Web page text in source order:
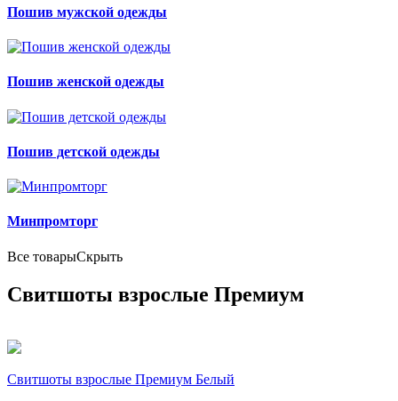
Пошив мужской одежды
Пошив женской одежды
Пошив детской одежды
Минпромторг
Все товарыСкрыть
Свитшоты взрослые Премиум
Свитшоты взрослые Премиум Белый